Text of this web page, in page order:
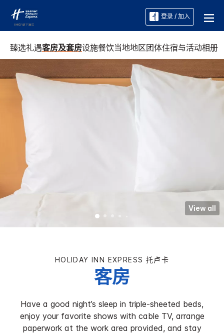
登录 / 加入
臻选礼遇客房及套房设施餐饮当地地区团体住宿与活动相册
View all
HOLIDAY INN EXPRESS 托卢卡
客房
Have a good night’s sleep in triple-sheeted beds,
enjoy your favorite shows with cable TV, arrange
paperwork at the work area provided, and stay